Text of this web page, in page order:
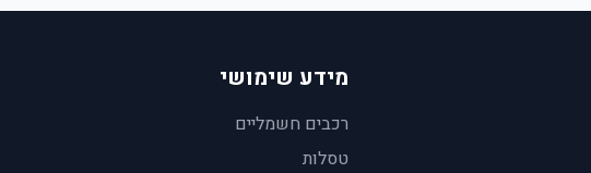
מידע שימושי
רכבים חשמליים
טסלות